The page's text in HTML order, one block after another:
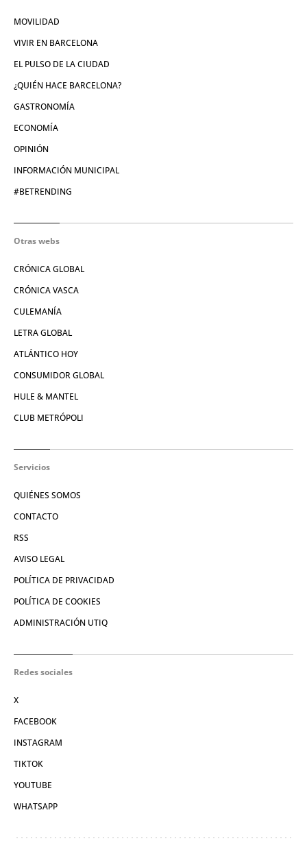
MOVILIDAD
VIVIR EN BARCELONA
EL PULSO DE LA CIUDAD
¿QUIÉN HACE BARCELONA?
GASTRONOMÍA
ECONOMÍA
OPINIÓN
INFORMACIÓN MUNICIPAL
#BETRENDING
Otras webs
CRÓNICA GLOBAL
CRÓNICA VASCA
CULEMANÍA
LETRA GLOBAL
ATLÁNTICO HOY
CONSUMIDOR GLOBAL
HULE & MANTEL
CLUB METRÓPOLI
Servicios
QUIÉNES SOMOS
CONTACTO
RSS
AVISO LEGAL
POLÍTICA DE PRIVACIDAD
POLÍTICA DE COOKIES
ADMINISTRACIÓN UTIQ
Redes sociales
X
FACEBOOK
INSTAGRAM
TIKTOK
YOUTUBE
WHATSAPP